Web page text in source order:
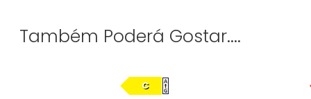
Também Poderá Gostar....
C